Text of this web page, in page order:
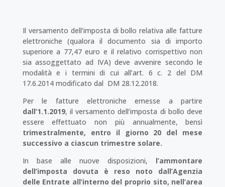
Il versamento dell’imposta di bollo relativa alle fatture
elettroniche (qualora il documento sia di im­porto
superiore a 77,47 euro e il relativo corrispettivo non
sia assoggettato ad IVA) deve avvenire secondo le
modalità e i termini di cui all’art. 6 c. 2 del DM
17.6.2014 modificato dal DM 28.12.2018.
Per le fatture elettroniche emesse a partire
dall’1.1.2019, il versamento dell’imposta di bollo deve
essere effettuato non più annualmente, bensì
trimestralmente, entro il giorno 20 del mese
successivo a cia­scun trimestre solare.
In base alle nuove disposizioni, l’ammontare
dell’imposta dovuta è reso noto dall’Agenzia
delle En­trate all’interno del proprio sito, nell’area